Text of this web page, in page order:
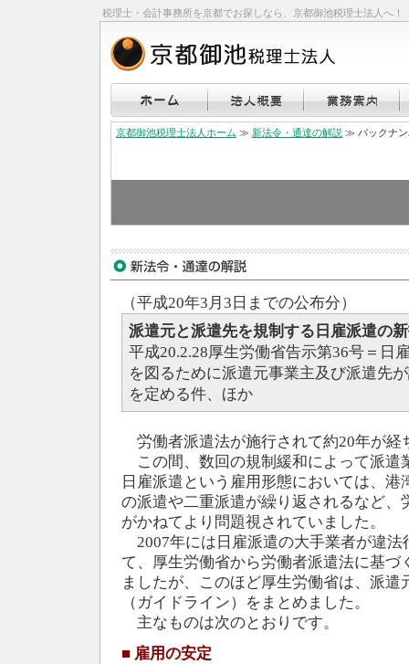
税理士・会計事務所を京都でお探しなら、京都御池税理士法人へ！
京都御池税理士法人ホーム ≫ 新法令・通達の解説 ≫ バックナン
（平成20年3月3日までの公布分）
派遣元と派遣先を規制する日雇派遣の
平成20.2.28厚生労働省告示第36号＝日
を図るために派遣元事業主及び派遣先
を定める件、ほか
労働者派遣法が施行されて約20年が経
この間、数回の規制緩和によって派遣
日雇派遣という雇用形態においては、
の派遣や二重派遣が繰り返されるなど、
がかねてより問題視されていました。
2007年には日雇派遣の大手業者が違法
て、厚生労働省から労働者派遣法に基づ
ましたが、このほど厚生労働省は、派
（ガイドライン）をまとめました。
主なものは次のとおりです。
■ 雇用の安定